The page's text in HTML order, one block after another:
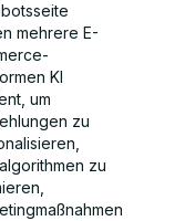
mehrere E-
KI
um
zu
zu